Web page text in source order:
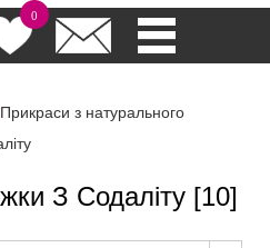
0
Прикраси з натурального
З Содаліту[10]